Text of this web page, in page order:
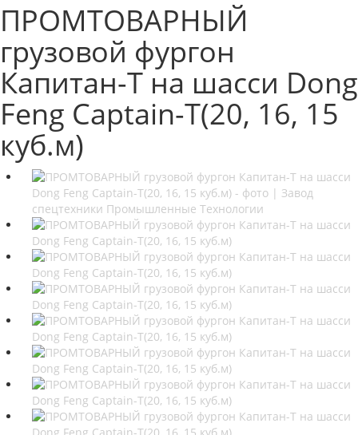
ПРОМТОВАРНЫЙ
грузовой фургон
Капитан-T на шасси Dong
Feng Captain-T(20, 16, 15
куб.м)